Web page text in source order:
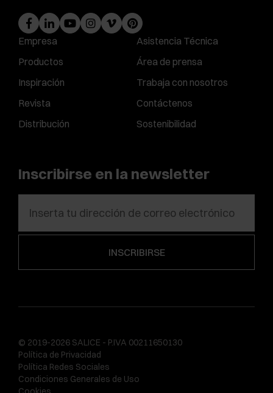
Empresa
Productos
Inspiración
Revista
Distribución
Asistencia Técnica
Área de prensa
Trabaja con nosotros
Contáctenos
Sostenibilidad
Inscribirse en la newsletter
© 2019-2026 SALICE - P.IVA 00211650130
Política de Privacidad
Política Redes Sociales
Condiciones Generales de Uso